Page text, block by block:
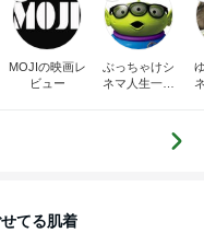
MOJIの映画レ
ビュー
ぶっちゃけシ
ネマ人生一直
てる肌着